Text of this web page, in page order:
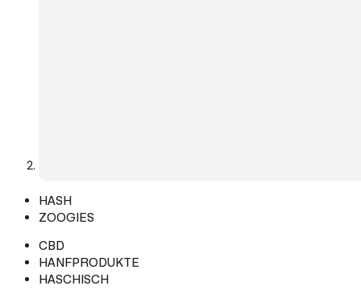
HASH
ZOOGIES
CBD
HANFPRODUKTE
HASCHISCH